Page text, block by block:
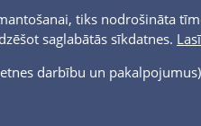
tiks nodrošināta
saglabātās sīkdatnes.
darbību un pakalpojumus)